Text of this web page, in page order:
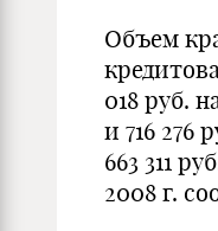
Объем
018 руб.
и 716 276
663 311
2008 г.